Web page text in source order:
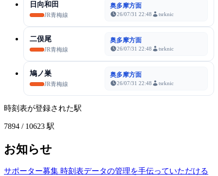
日向和田
JR青梅線
奥多摩方面
26/07/31 22:48 tsrknic
二俣尾
JR青梅線
奥多摩方面
26/07/31 22:48 tsrknic
鳩ノ巣
JR青梅線
奥多摩方面
26/07/31 22:48 tsrknic
時刻表が登録された駅
7894 / 10623 駅
お知らせ
サポーター募集 時刻表データの管理を手伝っていただける